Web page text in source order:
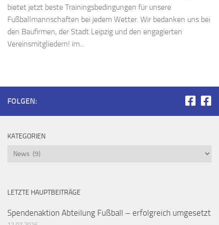
bietet jetzt beste Trainingsbedingungen für unsere
Fußballmannschaften bei jedem Wetter. Wir bedanken uns bei
den Baufirmen, der Stadt Leipzig und den engagierten
Vereinsmitgliedern! im...
FOLGEN:
KATEGORIEN
Kategorien
LETZTE HAUPTBEITRÄGE
Spendenaktion Abteilung Fußball – erfolgreich umgesetzt